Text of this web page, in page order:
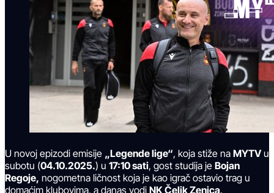
U novoj epizodi emisije „Legende lige“, koja stiže na MYTVu
subotu (04.10.2025.) u 17:10 sati, gost studija je Bojan
Regoje, nogometna ličnost koja je kao igrač ostavio trag u
domaćim klubovima, a danas vodi NK Čelik Zenica.